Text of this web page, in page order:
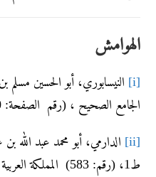
الهوامش
[i]
الجامع الصحيح ، (رقم الصفحة: 10) تركيا: دار الطباعة العامرة
[ii]
ط1، (رقم: 583) المملكة العربية السعودية: دار المغني للنشر والتوزيع